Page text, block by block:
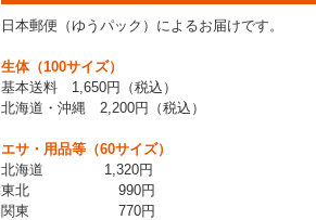
日本郵便（ゆうパック）によるお届けです。
生体（100サイズ）
基本送料 1,650円（税込）
北海道・沖縄 2,200円（税込）
エサ・用品等（60サイズ）
北海道 1,320円
東北 990円
関東 770円